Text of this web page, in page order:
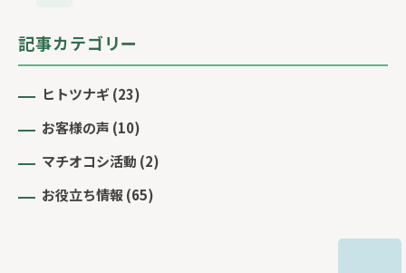
記事カテゴリー
ヒトツナギ(23)
お客様の声 (10)
マチオコシ活動 (2)
お役立ち情報(65)